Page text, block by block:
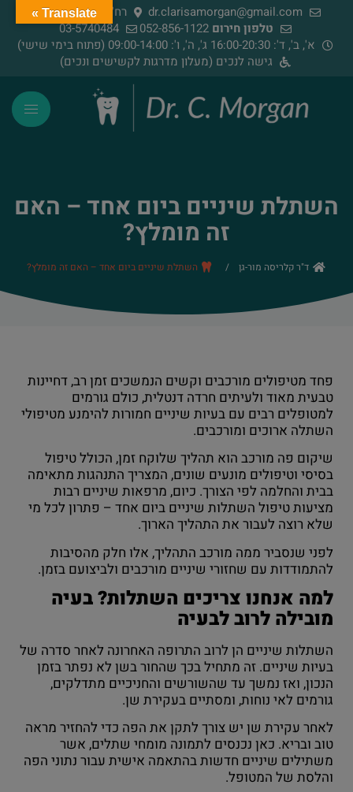
dr.clarisamorgan@gmail.com
רח' הירדן 91, רמת גן
טלפון חירום
03-5740484
א', ב', ד': 16:00-20:30 ג', ה', ו': 09:00-14:00 (פתוח בימי שישי)
גישה לנכים (מעלון מדרגות לקשישים ונכים)
השתלת שיניים ביום אחד – האם
זה מומלץ?
ד"ר קלריסה מור-גן / השתלת שיניים ביום אחד – האם זה מומלץ?
פחד מטיפולים מורכבים וקשים הנמשכים זמן רב, דחיינות
טבעית מאוד ולעיתים חרדה דנטלית, כולם גורמים
למטופלים רבים עם בעיות שיניים חמורות להימנע מטיפולי
השתלה ארוכים ומורכבים.
שיקום פה מורכב הוא תהליך שלוקח זמן, הכולל טיפול
בסיסי וטיפולים מונעים שונים, המצריך התנהגות מתאימה
בבית והחלמה לפי הצורך. כיום, מרפאות שיניים רבות
מציעות טיפול השתלות שיניים ביום אחד – פתרון לכל מי
שלא רוצה לעבור את התהליך הארוך.
לפני שנסביר ממה מורכב התהליך, אלו חלק מהסיבות
להתמודדות עם שחזורי שיניים מורכבים ולביצועם בזמן.
למה אנחנו צריכים השתלות? בעיה
מובילה לרוב לבעיה
השתלות שיניים הן לרוב התרופה האחרונה לאחר סדרה של
בעיות שיניים. זה מתחיל בכך שהחור בשן לא נפתר בזמן
הנכון, ואז נמשך עד שהשורשים והחניכיים מתדלקים,
גורמים לאי נוחות, ומסתיים בעקירת שן.
לאחר עקירת שן יש צורך לתקן את הפה כדי להחזיר מראה
טוב ובריא. כאן נכנסים לתמונה מומחי שתלים, אשר
משתילים שיניים חדשות בהתאמה אישית עבור נתוני הפה
והלסת של המטופל.
Translate »